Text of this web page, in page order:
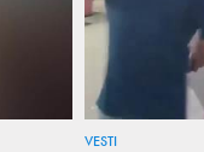
VESTI